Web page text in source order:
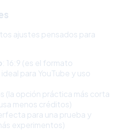
ajustes pensados para
: 16:9 (es el formato
para YouTube y uso
(la opción práctica más corta
menos créditos)
para una prueba y
experimentos)